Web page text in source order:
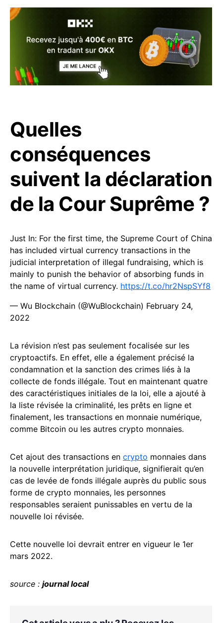
Quelles
conséquences
suivent la déclaration
de la Cour Suprême ?
Just In: For the first time, the Supreme Court of China
has included virtual currency transactions in the
judicial interpretation of illegal fundraising, which is
mainly to punish the behavior of absorbing funds in
the name of virtual currency. https://t.co/hr2NspSYf8
— Wu Blockchain (@WuBlockchain) February 24,
2022
La révision n’est pas seulement focalisée sur les
cryptoactifs. En effet, elle a également précisé la
condamnation et la sanction des crimes liés à la
collecte de fonds illégale. Tout en maintenant quatre
des caractéristiques initiales de la loi, elle a ajouté à
la liste révisée la criminalité, les prêts en ligne et
finalement, les transactions en monnaie numérique,
comme Bitcoin ou les autres crypto monnaies.
Cet ajout des transactions en crypto monnaies dans
la nouvelle interprétation juridique, signifierait qu’en
cas de levée de fonds illégale auprès du public sous
forme de crypto monnaies, les personnes
responsables seraient punissables en vertu de la
nouvelle loi révisée.
Cette nouvelle loi devrait entrer en vigueur le 1er
mars 2022.
source : journal local